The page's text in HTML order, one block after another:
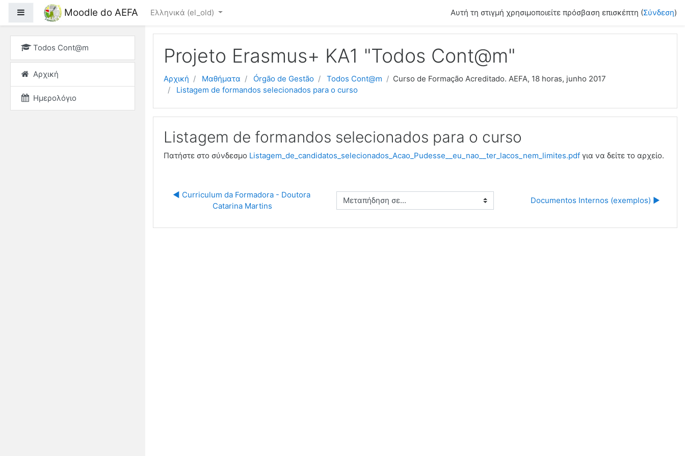
Πλευρικός πίνακαςMoodle do AEFA Ελληνικά ‎(el_old)‎ Αυτή τη στιγμή χρησιμοποιείτε πρόσβαση επισκέπτη (Σύνδεση)
Todos Cont@m
Αρχική
Ημερολόγιο
Projeto Erasmus+ KA1 "Todos Cont@m"
Αρχική Μαθήματα Órgão de Gestão Todos Cont@m
Curso de Formação Acreditado. AEFA, 18 horas, junho 2017
Listagem de formandos selecionados para o curso
Listagem de formandos selecionados para o curso
Πατήστε στο σύνδεσμο Listagem_de_candidatos_selecionados_Acao_Pudesse__eu_nao__ter_lacos_nem_limites.pdf για να δείτε το αρχείο.
◀︎ Curriculum da Formadora - Doutora
Catarina Martins
Μεταπήδηση σε... Documentos Internos (exemplos) ▶︎